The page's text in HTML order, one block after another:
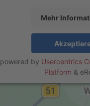
Mehr
powered by Usercentrics
Platform &